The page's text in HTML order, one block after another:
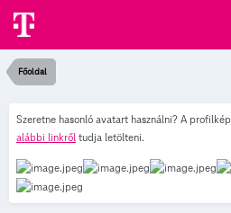
Főoldal
Szeretne hasonló avatart használni? A
alábbi linkről tudja letölteni.